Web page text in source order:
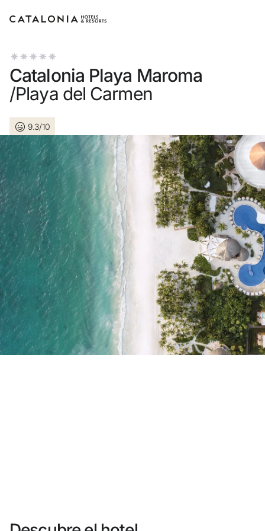
Inicia sesión en tu cuenta
Iniciar sesión
¿Olvidaste tu contraseña?
o usa una de estas opciones
Entra con Google
Iniciar sesión solo con mail
¿Aún no tienes cuenta?
Crear una cuenta
Disfruta los beneficios de formar parte de
Catalonia Playa Maroma
/Playa del Carmen
9.3/10